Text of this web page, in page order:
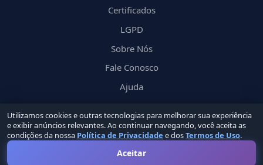
Certificados
LGPD
Sobre Nós
Fale Conosco
Ajuda
© 2026 Nerdinby Groupin Labs. Todos os direitos reservados.
Utilizamos cookies e outras tecnologias para melhorar sua experiência
e exibir anúncios relevantes. Ao continuar navegando, você aceita as
condições da nossa Política de Privacidade e dosTermos de Uso.
Aceitar